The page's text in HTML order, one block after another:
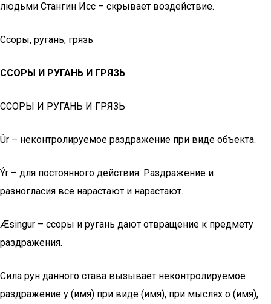
людьми Стангин Исс – скрывает воздействие.
Ссоры, ругань, грязь
ССОРЫ И РУГАНЬ И ГРЯЗЬ
ССОРЫ И РУГАНЬ И ГРЯЗЬ
Úr – неконтролируемое раздражение при виде объекта.
Ýr – для постоянного действия. Раздражение и
разногласия все нарастают и нарастают.
Æsingur – ссоры и ругань дают отвращение к предмету
раздражения.
Сила рун данного става вызывает неконтролируемое
раздражение у (имя) при виде (имя), при мыслях о (имя),